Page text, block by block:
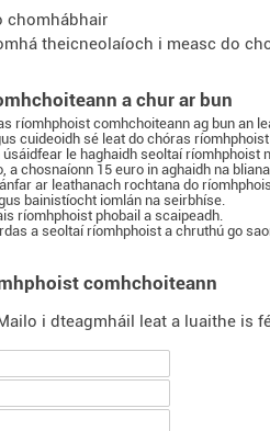
chomhábhair
theicneolaíoch i measc do
a chur ar bun
ríomhphoist comhchoiteann ag bun an
cuideoidh sé leat do chóras
le haghaidh seoltaí ríomhphoist
a chosnaíonn 15 euro in aghaidh na
ar leathanach rochtana do
bainistíocht iomlán na seirbhíse.
ríomhphoist phobail a scaipeadh.
a seoltaí ríomhphoist a chruthú go
comhchoiteann
i dteagmháil leat a luaithe is